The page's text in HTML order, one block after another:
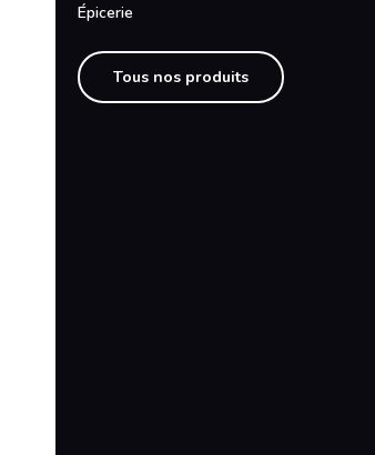
Épicerie
Tous nos produits